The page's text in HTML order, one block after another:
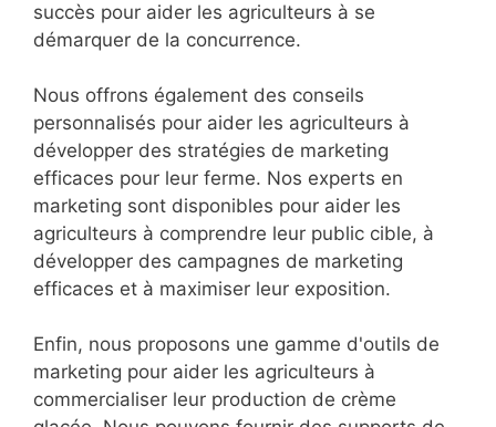
succès pour aider les agriculteurs à se
démarquer de la concurrence.
Nous offrons également des conseils
personnalisés pour aider les agriculteurs à
développer des stratégies de marketing
efficaces pour leur ferme. Nos experts en
marketing sont disponibles pour aider les
agriculteurs à comprendre leur public cible, à
développer des campagnes de marketing
efficaces et à maximiser leur exposition.
Enfin, nous proposons une gamme d'outils de
marketing pour aider les agriculteurs à
commercialiser leur production de crème